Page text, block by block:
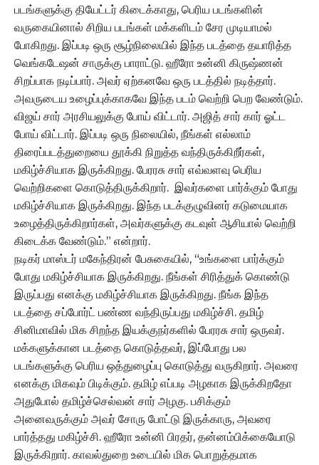
படங்களுக்கு தியேட்டர் கிடைக்காது, பெரிய படங்களின்
வருகையினால் சிறிய படங்கள் மக்களிடம் சேர முடியாமல்
போகிறது. இப்படி ஒரு சூழ்நிலையில் இந்த படத்தை தயாரித்த
வெங்கடேஷன் சாருக்கு பாராட்டு. ஹீரோ உன்னி கிருஷ்ணன்
சிறப்பாக நடிப்பார். அவர் ஏற்கனவே ஒரு படத்தில் நடித்தார்.
அவருடைய உழைப்புக்காகவே இந்த படம் வெற்றி பெற வேண்டும்.
விஜய் சார் அரசியலுக்கு போய் விட்டார். அஜித் சார் கார் ஓட்ட
போய் விட்டார். இப்படி ஒரு நிலையில், நீங்கள் எல்லாம்
திரைப்படத்துறையை தூக்கி நிறுத்த வந்திருக்கிறீர்கள்,
மகிழ்ச்சியாக இருக்கிறது. பேரரசு சார் எவ்வளவு பெரிய
வெற்றிகளை கொடுத்திருக்கிறார். இவர்களை பார்க்கும் போது
மகிழ்ச்சியாக இருக்கிறது. இந்த படக்குழுவினர் கடுமையாக
உழைத்திருக்கிறார்கள், அவர்களுக்கு கடவுள் ஆசியால் வெற்றி
கிடைக்க வேண்டும்.” என்றார்.
நடிகர் மாஸ்டர் மகேந்திரன் பேசுகையில், “உங்களை பார்க்கும்
போது மகிழ்ச்சியாக இருக்கிறது. நீங்கள் சிரித்துக் கொண்டு
இருப்பது எனக்கு மகிழ்ச்சியாக இருக்கிறது. நீங்க இந்த
படத்தை சப்போர்ட் பண்ண வந்திருப்பது மகிழ்ச்சி. தமிழ்
சினிமாவில் மிக சிறந்த இயக்குநர்களில் பேரரசு சார் ஒருவர்.
மக்களுக்கான படத்தை கொடுத்தவர், இப்போது பல
படங்களுக்கு பெரிய ஒத்துழைப்பு கொடுத்து வருகிறார். அவரை
எனக்கு மிகவும் பிடிக்கும். தமிழ் எப்படி அழகாக இருக்கிறதோ
அதுபோல் தமிழ்ச்செல்வன் சார் அழகு. பசிக்கும்
அனைவருக்கும் அவர் சோரு போட்டு இருக்காரு, அவரை
பார்த்தது மகிழ்ச்சி. ஹீரோ உன்னி பிரதர், தன்னம்பிக்கையோடு
இருக்கிறார். காவல்துறை உடையில் மிக பொறுத்தமாக